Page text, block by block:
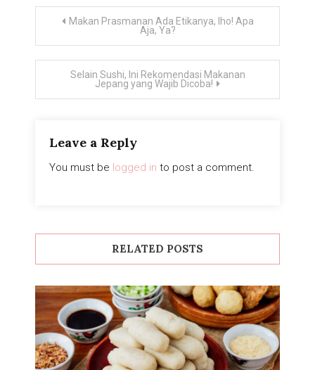
Post
navigation
Makan Prasmanan Ada Etikanya, lho! Apa
Aja, Ya?
Selain Sushi, Ini Rekomendasi Makanan
Jepang yang Wajib Dicoba!
Leave a Reply
You must be logged in to post a comment.
RELATED POSTS